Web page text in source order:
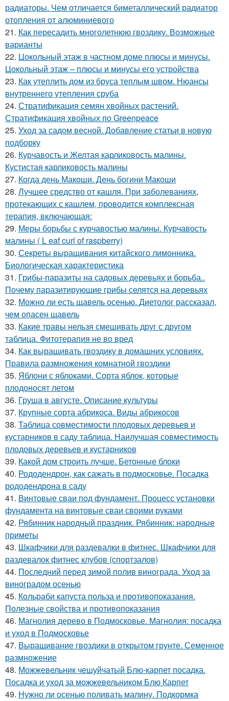
радиаторы. Чем отличается биметаллический радиатор
отопления от алюминиевого
21. Как пересадить многолетнюю гвоздику. Возможные
варианты
22. Цокольный этаж в частном доме плюсы и минусы.
Цокольный этаж – плюсы и минусы его устройства
23. Как утеплить дом из бруса теплым швом. Нюансы
внутреннего утепления сруба
24. Стратификация семян хвойных растений.
Стратификация хвойных по Greenpeace
25. Уход за садом весной. Добавление статьи в новую
подборку
26. Курчавость и Желтая карликовость малины.
Кустистая карликовость малины
27. Когда день Макоши. День богини Макоши
28. Лучшее средство от кашля. При заболеваниях,
протекающих с кашлем, проводится комплексная
терапия, включающая:
29. Меры борьбы с курчавостью малины. Курчавость
малины ( L eaf curl of raspberry)
30. Секреты выращивания китайского лимонника.
Биологическая характеристика
31. Грибы-паразиты на садовых деревьях и борьба..
Почему паразитирующие грибы селятся на деревьях
32. Можно ли есть щавель осенью. Диетолог рассказал,
чем опасен щавель
33. Какие травы нельзя смешивать друг с другом
таблица. Фитотерапия не во вред
34. Как выращивать гвоздику в домашних условиях.
Правила размножения комнатной гвоздики
35. Яблони с яблоками. Сорта яблок, которые
плодоносят летом
36. Груша в августе. Описание культуры
37. Крупные сорта абрикоса. Виды абрикосов
38. Таблица совместимости плодовых деревьев и
кустарников в саду таблица. Наилучшая совместимость
плодовых деревьев и кустарников
39. Какой дом строить лучше. Бетонные блоки
40. Рододендрон, как сажать в подмосковье. Посадка
рододендрона в саду
41. Винтовые сваи под фундамент. Процесс установки
фундамента на винтовые сваи своими руками
42. Рябинник народный праздник. Рябинник: народные
приметы
43. Шкафчики для раздевалки в фитнес. Шкафчики для
раздевалок фитнес клубов (спортзалов)
44. Последний перед зимой полив винограда. Уход за
виноградом осенью
45. Кольраби капуста польза и противопоказания.
Полезные свойства и противопоказания
46. Магнолия дерево в Подмосковье. Магнолия: посадка
и уход в Подмосковье
47. Выращивание гвоздики в открытом грунте. Семенное
размножение
48. Можжевельник чешуйчатый Блю-карпет посадка.
Посадка и уход за можжевельником Блю Карпет
49. Нужно ли осенью поливать малину. Подкормка